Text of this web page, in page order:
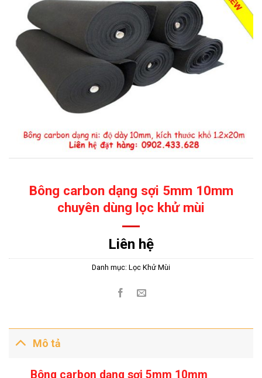
Bông carbon dạng sợi 5mm 10mm
chuyên dùng lọc khử mùi
Liên hệ
Danh mục: Lọc Khử Mùi
Mô tả
Bông carbon dạng sợi 5mm 10mm